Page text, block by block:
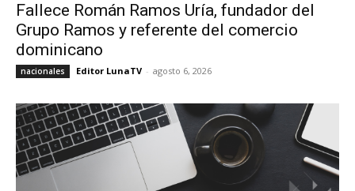
Fallece Román Ramos Uría, fundador del
Grupo Ramos y referente del comercio
dominicano
nacionales Editor LunaTV - agosto 6, 2026